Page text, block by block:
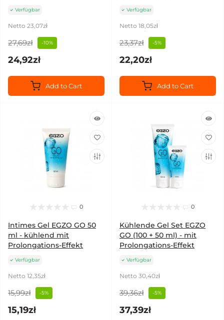
Verfügbar
Netto 23,07zł
27,69zł -10%
24,92zł
Add to Cart
Verfügbar
Netto 18,05zł
23,37zł -5%
22,20zł
Add to Cart
0
Intimes Gel EGZO GO 50
ml - kühlend mit
Prolongations-Effekt
Verfügbar
Netto 12,35zł
15,99zł -5%
15,19zł
0
Kühlende Gel Set EGZO
GO (100 + 50 ml) - mit
Prolongations-Effekt
Verfügbar
Netto 30,40zł
39,36zł -5%
37,39zł